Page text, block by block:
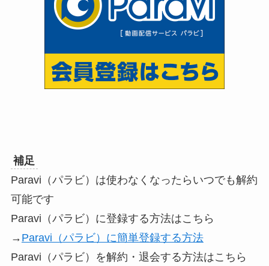
補足
Paravi（パラビ）は使わなくなったらいつでも解約
可能です
Paravi（パラビ）に登録する方法はこちら
→ Paravi（パラビ）に簡単登録する方法
Paravi（パラビ）を解約・退会する方法はこちら